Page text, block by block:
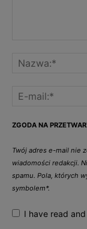
ZGODA NA
Twój adres e-mail nie
wiadomości redakcji.
spamu. Pola, których
symbolem*.
I have read